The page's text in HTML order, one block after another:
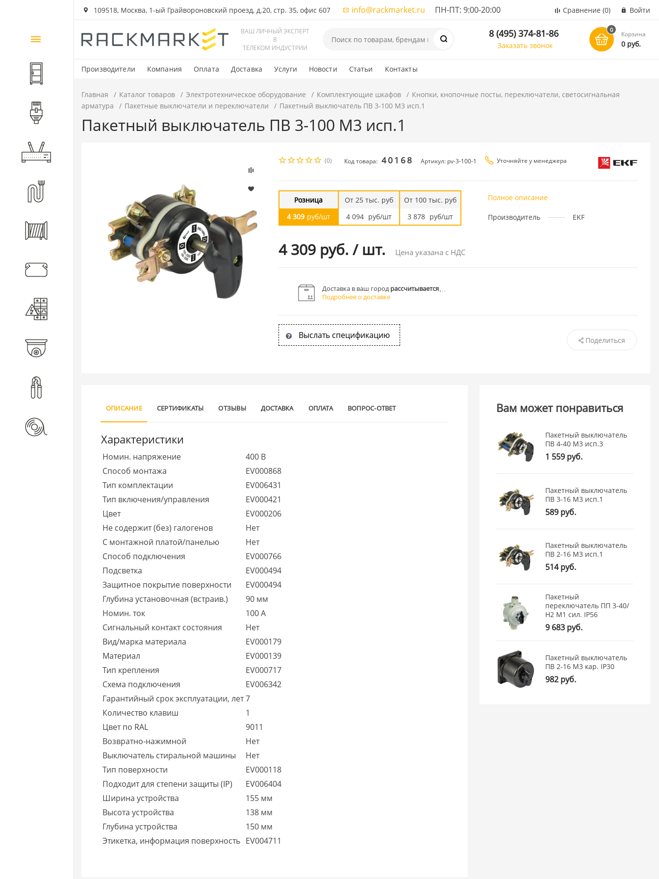
109518, Москва, 1-ый Грайвороновский проезд, д.20, стр. 35, офис 607 info@rackmarket.ru ПН-ПТ: 9:00-20:00 Сравнение (0) Войти
ВАШ ЛИЧНЫЙ ЭКСПЕРТ
В
ТЕЛЕКОМ ИНДУСТРИИ
8 (495) 374-81-86
Заказать звонок
0
Корзина
0 руб.
Производители Компания Оплата Доставка Услуги Новости Статьи Контакты
Каталог
товаров
Шкафы и стойки
Компоненты СКС
Кабеленесущие системы
Главная Каталог товаров Электротехническое оборудование Комплектующие шкафов
Кнопки, кнопочные посты, переключатели, светосигнальная
арматура
Пакетные выключатели и переключатели Пакетный выключатель ПВ 3-100 М3 исп.1
Пакетный выключатель ПВ 3-100 М3 исп.1
(0) Код товара: 40168 Артикул: pv-3-100-1 Уточняйте у менеджера
Розница
4 309 руб/шт
От 25 тыс. руб
4 094 руб/шт
От 100 тыс. руб
3 878 руб/шт
4 309 руб. / шт. Цена указана с НДС
Полное описание
Производитель EKF
Доставка в ваш городрассчитывается
Подробнее о доставке
Выслать спецификацию Поделиться
ОПИСАНИЕ СЕРТИФИКАТЫ ОТЗЫВЫ ДОСТАВКА ОПЛАТА ВОПРОС-ОТВЕТ
Характеристики
Номин. напряжение
400 В
Способ монтажа
EV000868
Тип комплектации
EV006431
Тип включения/управления
EV000421
Цвет
EV000206
Не содержит (без) галогенов
Нет
С монтажной платой/панелью
Нет
Способ подключения
EV000766
Подсветка
EV000494
Защитное покрытие поверхности
EV000494
Глубина установочная (встраив.)
90 мм
Номин. ток
100 А
Сигнальный контакт состояния
Нет
Вид/марка материала
EV000179
Материал
EV000139
Тип крепления
EV000717
Схема подключения
EV006342
Гарантийный срок эксплуатации, лет7
Количество клавиш
1
Цвет по RAL
9011
Возвратно-нажимной
Нет
Выключатель стиральной машины
Нет
Тип поверхности
EV000118
Подходит для степени защиты (IP)
EV006404
Ширина устройства
155 мм
Высота устройства
138 мм
Глубина устройства
150 мм
Этикетка, информация поверхность EV004711
Вам может понравиться
Пакетный выключатель
ПВ 4-40 М3 исп.3
1 559 руб.
Пакетный выключатель
ПВ 3-16 М3 исп.1
589 руб.
Пакетный выключатель
ПВ 2-16 М3 исп.1
514 руб.
Пакетный
переключатель ПП 3-40/
Н2 М1 сил. IP56
9 683 руб.
Пакетный выключатель
ПВ 2-16 М3 кар. IP30
982 руб.